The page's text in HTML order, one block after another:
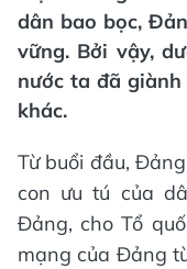
dân bao bọc,
vững. Bởi vậy,
nước ta đã
khác.
Từ buổi đầu,
con ưu tú của
Đảng, cho Tổ
mạng của Đảng